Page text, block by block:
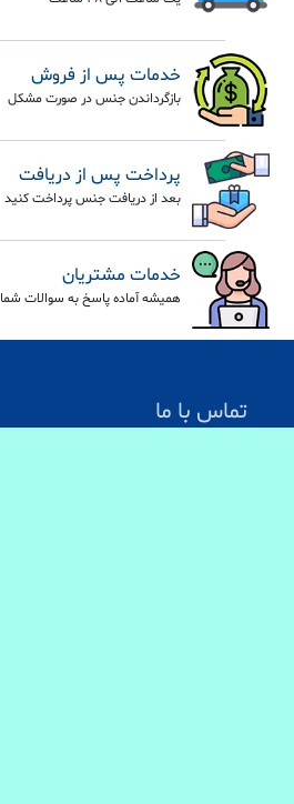
خدمات پس از فروش
بازگرداندن جنس در صورت مشکل
پرداخت پس از دریافت
بعد از دریافت جنس پرداخت کنید
خدمات مشتریان
همیشه آماده پاسخ به سوالات شما
تماس با ما